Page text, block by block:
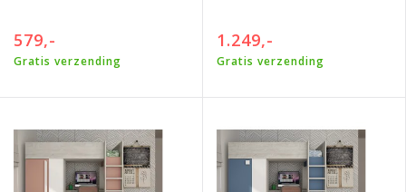
579,-
Gratis verzending
1.249,-
Gratis verzending